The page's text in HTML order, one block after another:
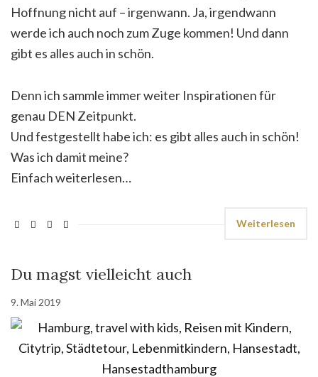
Hoffnung nicht auf – irgenwann. Ja, irgendwann
werde ich auch noch zum Zuge kommen! Und dann
gibt es alles auch in schön.
Denn ich sammle immer weiter Inspirationen für
genau DEN Zeitpunkt.
Und festgestellt habe ich: es gibt alles auch in schön!
Was ich damit meine?
Einfach weiterlesen…
Weiterlesen
Du magst vielleicht auch
9. Mai 2019